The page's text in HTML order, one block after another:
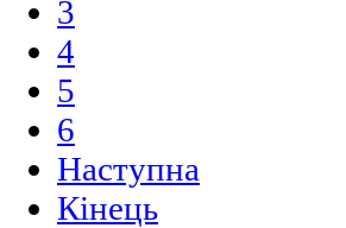
3
4
5
6
Наступна
Кінець